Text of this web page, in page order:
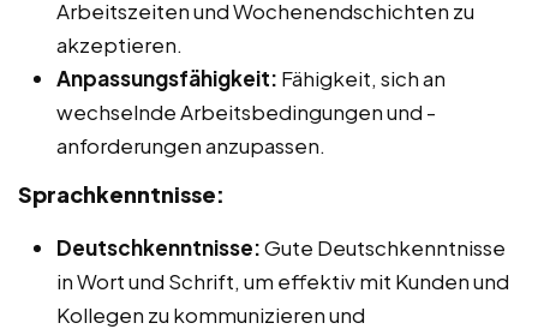
Arbeitszeiten und Wochenendschichten zu
akzeptieren.
Anpassungsfähigkeit: Fähigkeit, sich an
wechselnde Arbeitsbedingungen und -
anforderungen anzupassen.
Sprachkenntnisse:
Deutschkenntnisse:Gute Deutschkenntnisse
in Wort und Schrift, um effektiv mit Kunden und
Kollegen zu kommunizieren und